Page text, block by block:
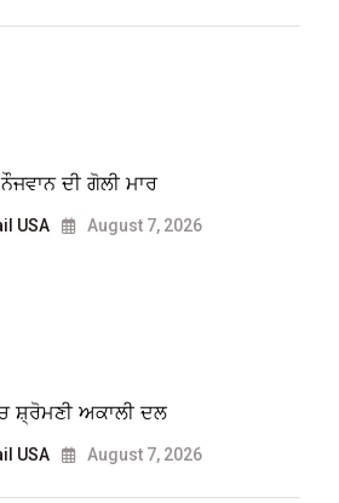
ਦੀ ਗੋਲੀ ਮਾਰ
USA August 7, 2026
ਸ਼੍ਰੋਮਣੀ ਅਕਾਲੀ ਦਲ
USA August 7, 2026